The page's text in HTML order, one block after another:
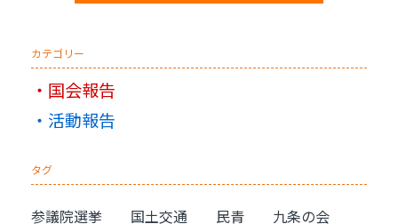
カテゴリー
国会報告
活動報告
タグ
参議院選挙 国土交通 民青
九条の会